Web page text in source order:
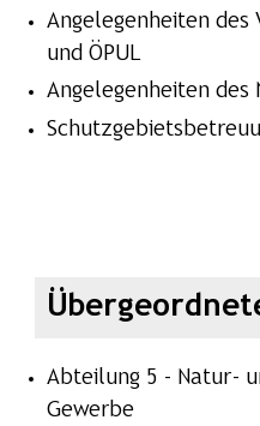
Angelegenheiten des
und ÖPUL
Angelegenheiten des
Abteilung 5 - Natur-
Gewerbe